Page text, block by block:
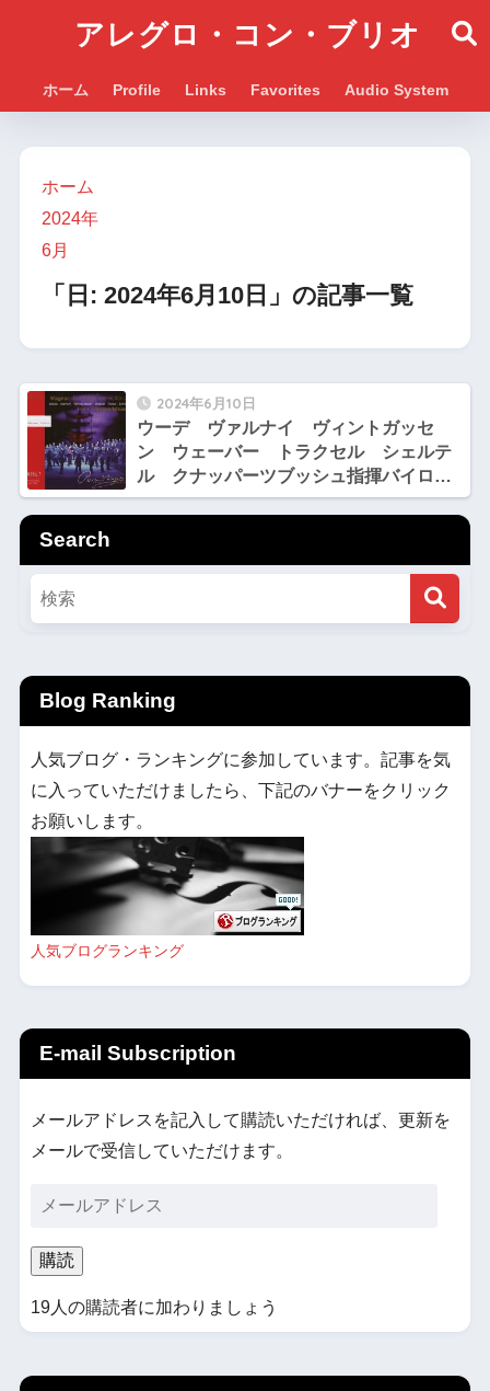
アレグロ・コン・ブリオ
ホーム Profile Links Favorites Audio System
ホーム
2024年
6月
「日: 2024年6月10日 」の記事一覧
2024年6月10日
ウーデ ヴァルナイ ヴィントガッセ
ン ウェーバー トラクセル シェルテ
ル クナッパーツブッシュ指揮バイロイ
ト祝祭管 ワーグナー 歌劇「さまよえ
Search
Blog Ranking
人気ブログ・ランキングに参加しています。記事を気
に入っていただけましたら、下記のバナーをクリック
お願いします。
人気ブログランキング
E-mail Subscription
メールアドレスを記入して購読いただければ、更新を
メールで受信していただけます。
購読
19人の購読者に加わりましょう